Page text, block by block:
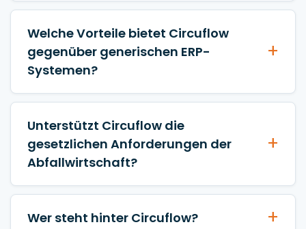
Welche Vorteile bietet Circuflow
gegenüber generischen ERP-
Systemen?
Unterstützt Circuflow die
gesetzlichen Anforderungen der
Abfallwirtschaft?
Wer steht hinter Circuflow?